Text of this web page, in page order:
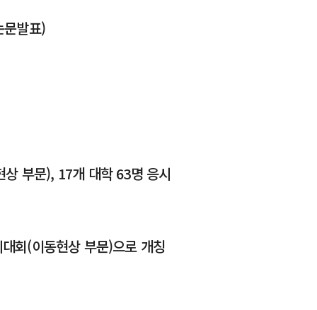
발표)
부문), 17개 대학 63명 응시
회(이동현상 부문)으로 개칭